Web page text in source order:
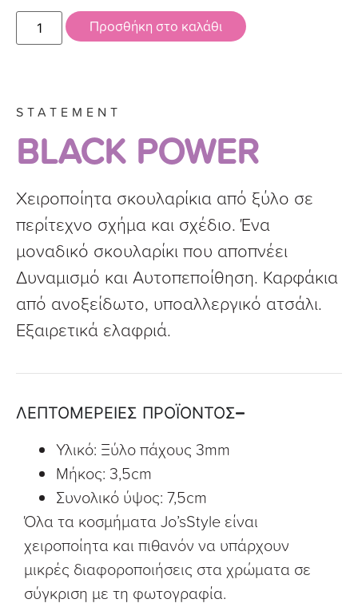
STATEMENT
BLACK POWER
Χειροποίητα σκουλαρίκια από ξύλο σε
περίτεχνο σχήμα και σχέδιο. Ένα
μοναδικό σκουλαρίκι που αποπνέει
Δυναμισμό και Αυτοπεποίθηση. Καρφάκια
από ανοξείδωτο, υποαλλεργικό ατσάλι.
Εξαιρετικά ελαφριά.
Προσθήκη στο καλάθι
ΛΕΠΤΟΜΕΡΕΙΕΣ ΠΡΟΪΟΝΤΟΣ
Υλικό: Ξύλο πάχους 3mm
Μήκος: 3,5cm
Συνολικό ύψος: 7,5cm
Όλα τα κοσμήματα Jo’sStyle είναι
χειροποίητα και πιθανόν να υπάρχουν
μικρές διαφοροποιήσεις στα χρώματα σε
σύγκριση με τη φωτογραφία.